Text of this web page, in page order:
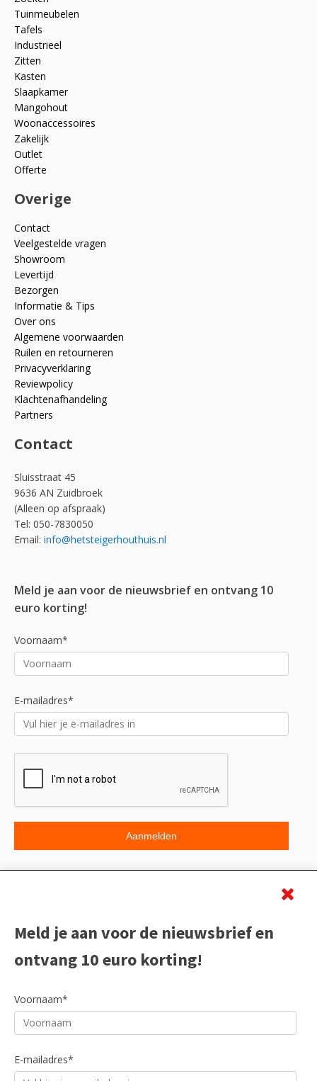
Tuinmeubelen
Tafels
Industrieel
Zitten
Kasten
Slaapkamer
Mangohout
Woonaccessoires
Zakelijk
Outlet
Offerte
Overige
Contact
Veelgestelde vragen
Showroom
Levertijd
Bezorgen
Informatie & Tips
Over ons
Algemene voorwaarden
Ruilen en retourneren
Privacyverklaring
Reviewpolicy
Klachtenafhandeling
Partners
Contact
Sluisstraat 45
9636 AN Zuidbroek
(Alleen op afspraak)
Tel: 050-7830050
Email: info@hetsteigerhouthuis.nl
Meld je aan voor de nieuwsbrief en ontvang 10
euro korting!
Voornaam*
E-mailadres*
Meld je aan voor de nieuwsbrief en
ontvang 10 euro korting!
Voornaam*
E-mailadres*